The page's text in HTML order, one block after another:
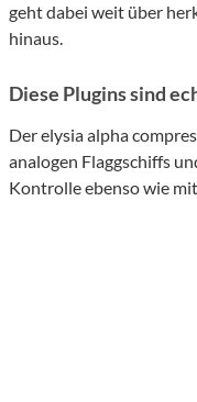
geht dabei weit über
hinaus.
Diese Plugins sind
Der elysia alpha
analogen Flaggschiffs
Kontrolle ebenso wie